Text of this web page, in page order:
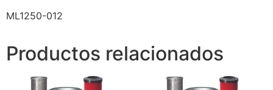
ML1250-012
Productos relacionados